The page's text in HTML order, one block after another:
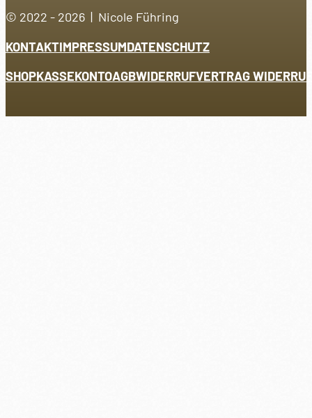
© 2022 - 2026 | Nicole Führing
KONTAKTIMPRESSUMDATENSCHUTZ
SHOPKASSEKONTOAGBWIDERRUFVERTRAG